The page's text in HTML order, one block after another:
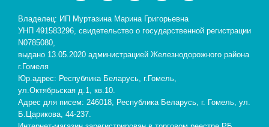
Владелец: ИП Муртазина Марина Григорьевна
УНП 491583296, свидетельство о государственной регистрации
N0785080,
выдано 13.05.2020 администрацией Железнодорожного района
г.Гомеля
Юр.адрес: Республика Беларусь, г.Гомель,
ул.Октябрьская д.1, кв.10.
Адрес для писем: 246018, Республика Беларусь, г. Гомель, ул.
Б.Царикова, 44-237.